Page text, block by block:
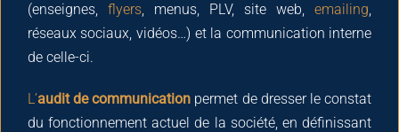
(enseignes, flyers, menus, PLV, site web,emailing,
réseaux sociaux, vidéos…) et la communication interne
de celle-ci.
L’audit de communication permet de dresser le constat
du fonctionnement actuel de la société, en définissant